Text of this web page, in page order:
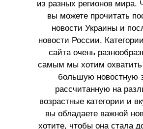
из разных регионов мира.
вы можете прочитать
новости Украины и
новости России.
сайта очень
самым мы хотим охватить
большую новостную
рассчитанную на
возрастные категории и
вы обладаете важной
хотите, чтобы она стала